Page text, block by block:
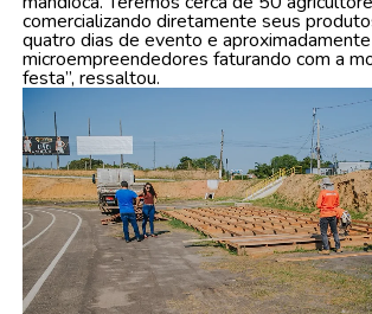
comercializando diretamente seus
quatro dias de evento e
microempreendedores faturando com a
festa”, ressaltou.